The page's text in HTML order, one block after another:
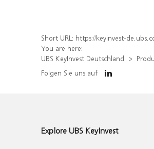
Short URL: https://keyinvest-de.ubs.com/produkt/detail/index/
You are here:
UBS KeyInvest Deutschland
Folgen Sie uns auf
Explore UBS KeyInvest